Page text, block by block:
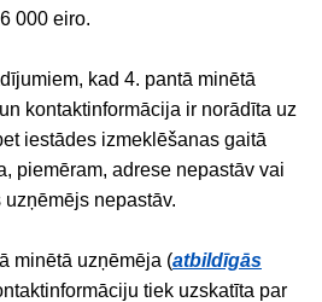
000 eiro.
kad 4. pantā minētā
kontaktinformācija ir norādīta uz
iestādes izmeklēšanas gaitā
piemēram, adrese nepastāv vai
nepastāv.
minētā uzņēmēja (atbildīgās
tiek uzskatīta par